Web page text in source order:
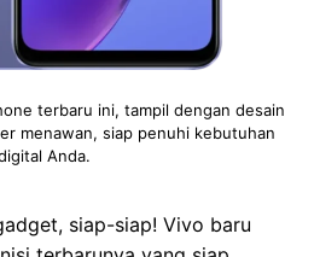
terbaru ini, tampil dengan desain
menawan, siap penuhi kebutuhan
Anda.
siap-siap! Vivo baru